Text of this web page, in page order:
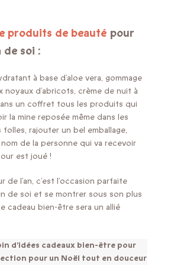
produits de beauté pour
soi :
à base d’aloe vera, gommage
noyaux d’abricots, crème de nuit à
un coffret tous les produits qui
la mine reposée même dans les
rajouter un bel emballage,
de la personne qui va recevoir
est joué !
de l’an, c’est l’occasion parfaite
de soi et se montrer sous son plus
cadeau bien-être sera un allié
d’idées cadeaux bien-être pour
pour un Noël tout en douceur